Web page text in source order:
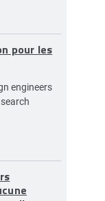
pour les
engineers